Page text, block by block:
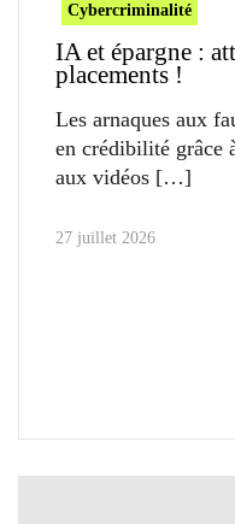
Cybercriminalité
IA et épargne :
placements !
Les arnaques aux
en crédibilité grâce
aux vidéos
27 juillet 2026